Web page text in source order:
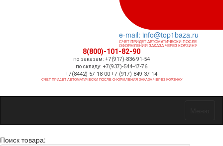
e-mail: info@top1baza.ru
СЧЕТ ПРИДЕТ АВТОМАТИЧЕСКИ ПОСЛЕ
ОФОРМЛЕНИЯ ЗАКАЗА ЧЕРЕЗ КОРЗИНУ
8(800)-101-82-90
по заказам: +7(917)-836-91-54
по складу: +7(937)-544-47-76
+7(8442)-57-18-00 +7 (917) 849-37-14
СЧЕТ ПРИДЕТ АВТОМАТИЧЕСКИ ПОСЛЕ ОФОРМЛЕНИЯ ЗАКАЗА ЧЕРЕЗ КОРЗИНУ
Поиск товара: